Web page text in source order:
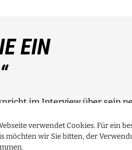
verwendet Cookies. Für ein
möchten wir Sie bitten, der
EIN
im Interview über sein